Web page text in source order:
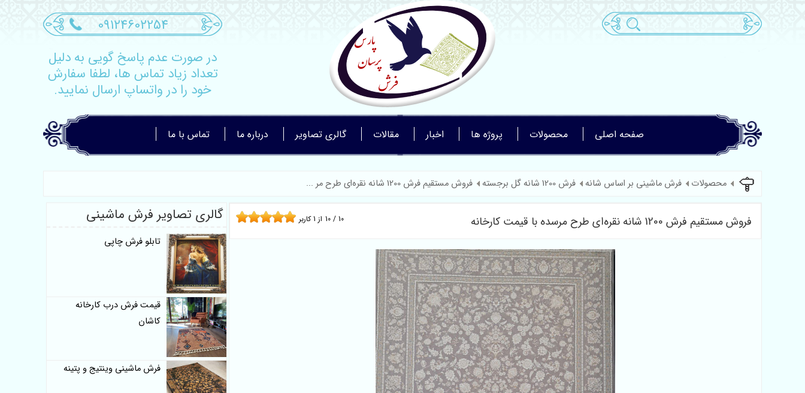
09124602254
در صورت عدم پاسخ گویی به دلیل
تعداد زیاد تماس ها، لطفا سفارش
خود را در واتساپ ارسال نمایید.
صفحه اصلی محصولات پروژه ها اخبار مقالات گالری تصاویر درباره ما تماس با ما
محصولات فرش ماشینی بر اساس شانه فرش 1200 شانه گل برجسته فروش مستقیم فرش 1200 شانه نقره‌ای طرح مر ...
فروش مستقیم فرش 1200 شانه نقره‌ای طرح مرسده با قیمت کارخانه 10 / 10 از 1کاربر گالری تصاویر فرش ماشینی
تابلو فرش چاپی
قیمت فرش درب کارخانه
کاشان
فرش ماشینی وینتیج و پتینه